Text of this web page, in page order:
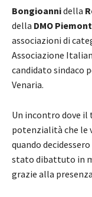
Bongioannidella
della DMO
associazioni di
Associazione
candidato sindaco
Venaria.
Un incontro dove
potenzialità che le
quando
stato dibattuto in
grazie alla